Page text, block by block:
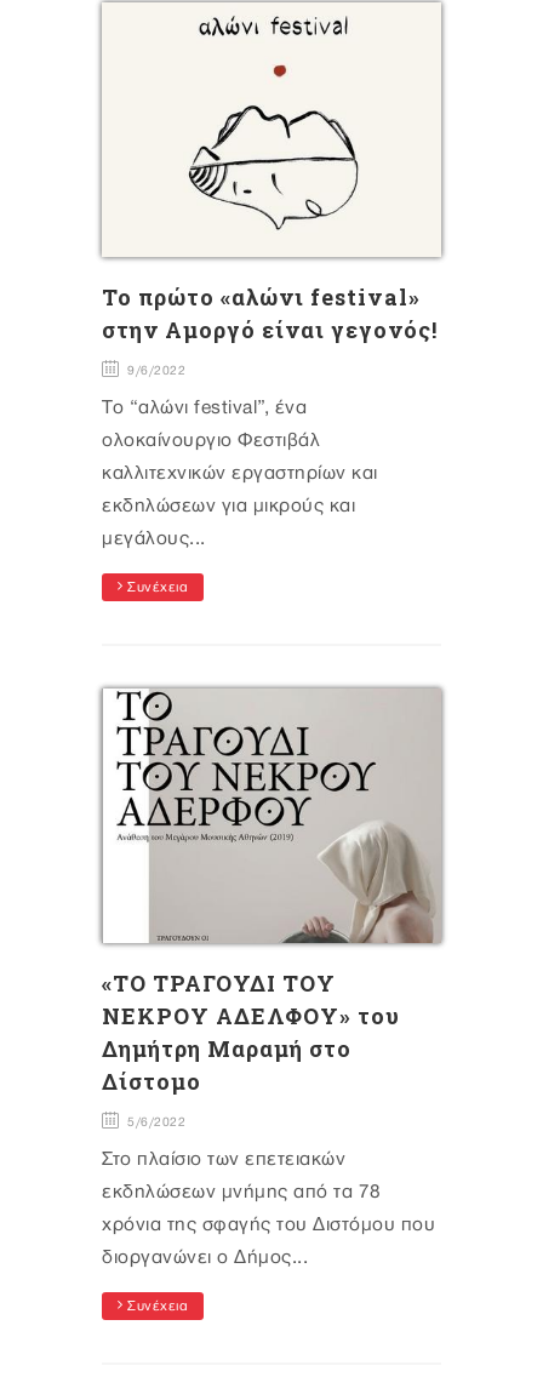
Το πρώτο «αλώνι festival»
στην Αμοργό είναι γεγονός!
9/6/2022
Το “αλώνι festival”, ένα
ολοκαίνουργιο Φεστιβάλ
καλλιτεχνικών εργαστηρίων και
εκδηλώσεων για μικρούς και
μεγάλους...
Συνέχεια
«ΤΟ ΤΡΑΓΟΥΔΙ ΤΟΥ
ΝΕΚΡΟΥ ΑΔΕΛΦΟΥ» του
Δημήτρη Μαραμή στο
Δίστομο
5/6/2022
Στο πλαίσιο των επετειακών
εκδηλώσεων μνήμης από τα 78
χρόνια της σφαγής του Διστόμου που
διοργανώνει ο Δήμος...
Συνέχεια